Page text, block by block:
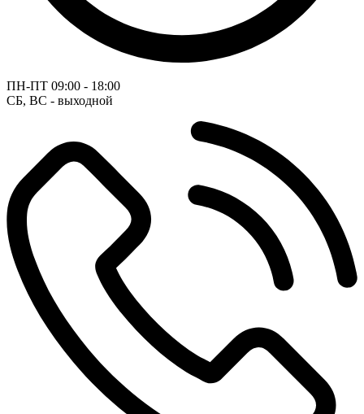
ПН-ПТ 09:00 - 18:00
СБ, ВС - выходной